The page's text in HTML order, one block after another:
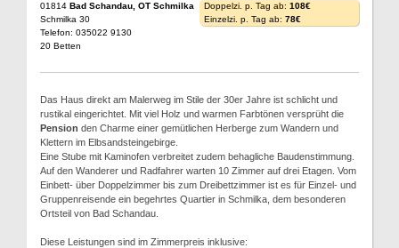
01814 Bad Schandau, OT Schmilka
Schmilka 30
Telefon: 035022 9130
20 Betten
Doppelzi. p. Tag ab: 108€
Einzelzi. p. Tag ab: 78€
Das Haus direkt am Malerweg im Stile der 30er Jahre ist schlicht und
rustikal eingerichtet. Mit viel Holz und warmen Farbtönen versprüht die
Pension den Charme einer gemütlichen Herberge zum Wandern und
Klettern im Elbsandsteingebirge.
Eine Stube mit Kaminofen verbreitet zudem behagliche Baudenstimmung.
Auf den Wanderer und Radfahrer warten 10 Zimmer auf drei Etagen. Vom
Einbett- über Doppelzimmer bis zum Dreibettzimmer ist es für Einzel- und
Gruppenreisende ein begehrtes Quartier in Schmilka, dem besonderen
Ortsteil von Bad Schandau.
Diese Leistungen sind im Zimmerpreis inklusive: